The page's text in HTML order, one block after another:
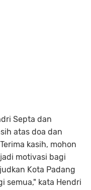
Septa dan
atas doa dan
kasih, mohon
motivasi bagi
Kota Padang
semua," kata Hendri